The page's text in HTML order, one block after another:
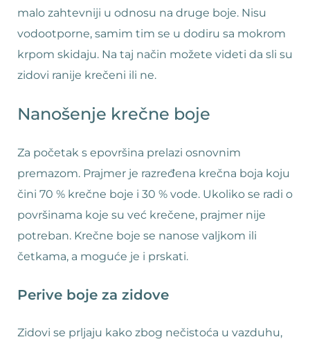
malo zahtevniji u odnosu na druge boje. Nisu
vodootporne, samim tim se u dodiru sa mokrom
krpom skidaju. Na taj način možete videti da sli su
zidovi ranije krečeni ili ne.
Nanošenje krečne boje
Za početak s epovršina prelazi osnovnim
premazom. Prajmer je razređena krečna boja koju
čini 70 % krečne boje i 30 % vode. Ukoliko se radi o
površinama koje su već krečene, prajmer nije
potreban. Krečne boje se nanose valjkom ili
četkama, a moguće je i prskati.
Perive boje za zidove
Zidovi se prljaju kako zbog nečistoća u vazduhu,